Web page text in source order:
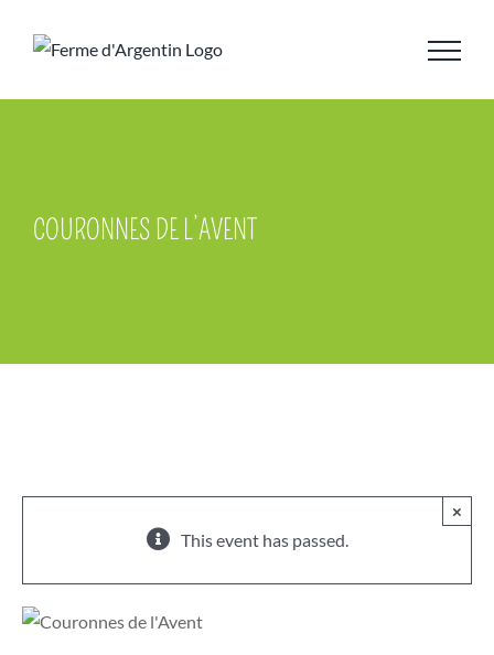
COURONNES DE L’AVENT
×
This event has passed.